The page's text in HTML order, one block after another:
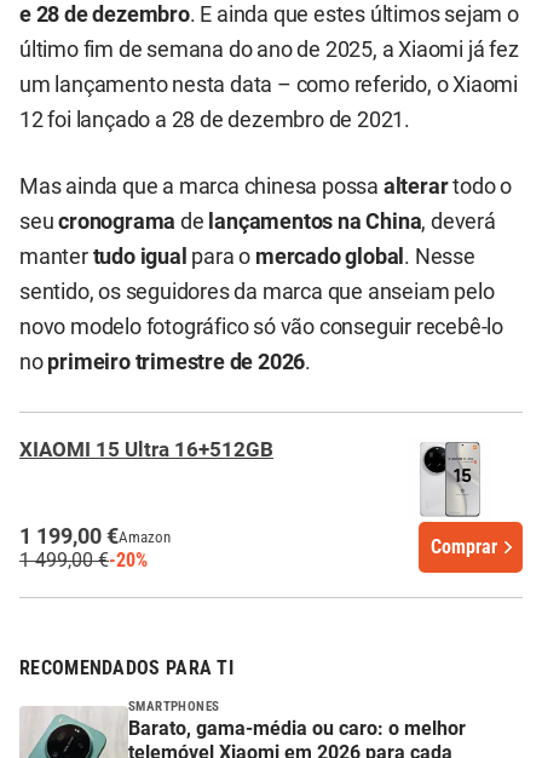
e 28 de dezembro. E ainda que estes últimos sejam o
último fim de semana do ano de 2025, a Xiaomi já fez
um lançamento nesta data – como referido, o Xiaomi
12 foi lançado a 28 de dezembro de 2021.
Mas ainda que a marca chinesa possa alterartodo o
seucronogramade lançamentos na China, deverá
manter tudo igual para o mercado global . Nesse
sentido, os seguidores da marca que anseiam pelo
novo modelo fotográfico só vão conseguir recebê-lo
no primeiro trimestre de 2026.
XIAOMI 15 Ultra 16+512GB
1 199,00 €Amazon
1 499,00 €-20%
Comprar
RECOMENDADOS PARA TI
SMARTPHONES
Barato, gama-média ou caro: o melhor
telemóvel Xiaomi em 2026 para cada